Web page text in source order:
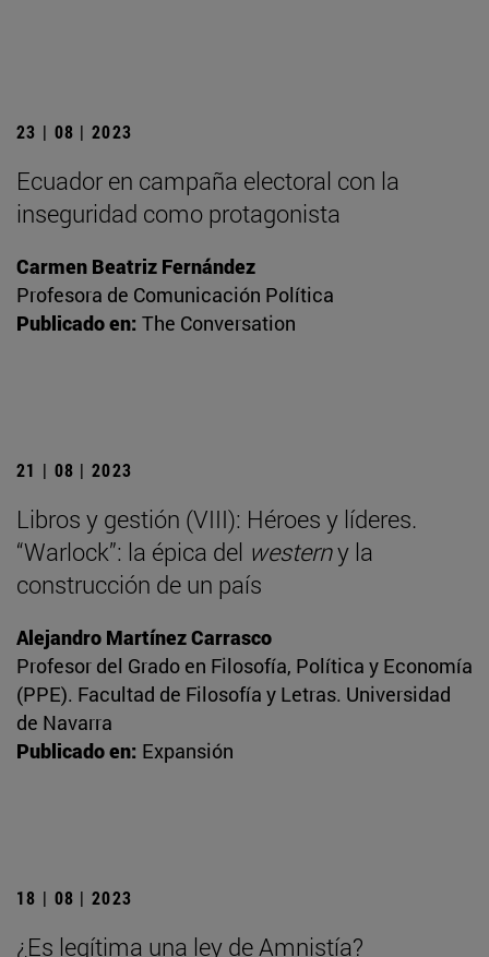
23 | 08 | 2023
Ecuador en campaña electoral con la
inseguridad como protagonista
Carmen Beatriz Fernández
Profesora de Comunicación Política
Publicado en: The Conversation
21 | 08 | 2023
Libros y gestión (VIII): Héroes y líderes.
“Warlock”: la épica del westerny la
construcción de un país
Alejandro Martínez Carrasco
Profesor del Grado en Filosofía, Política y Economía
(PPE). Facultad de Filosofía y Letras. Universidad
de Navarra
Publicado en: Expansión
18 | 08 | 2023
¿Es legítima una ley de Amnistía?